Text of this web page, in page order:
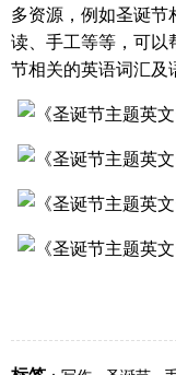
多资源，例如圣诞
读、手工等等，可
节相关的英语词汇及